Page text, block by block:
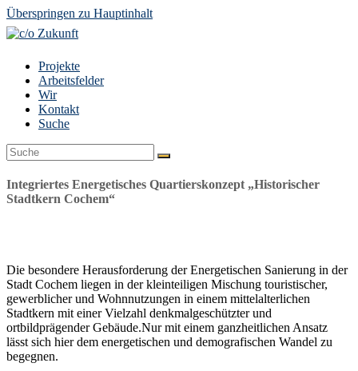
Überspringen zu Hauptinhalt
Projekte
Arbeitsfelder
Wir
Kontakt
Suche
Suche
Senden
Integriertes Energetisches Quartierskonzept „Historischer
Stadtkern Cochem“
Die besondere Herausforderung der Energetischen Sanierung in der
Stadt Cochem liegen in der kleinteiligen Mischung touristischer,
gewerblicher und Wohnnutzungen in einem mittelalterlichen
Stadtkern mit einer Vielzahl denkmalgeschützter und
ortbildprägender Gebäude.Nur mit einem ganzheitlichen Ansatz
lässt sich hier dem energetischen und demografischen Wandel zu
begegnen.